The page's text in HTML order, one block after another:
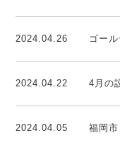
2024.04.26 ゴー
2024.04.22 4月の
2024.04.05 福岡